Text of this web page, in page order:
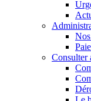
Consulter